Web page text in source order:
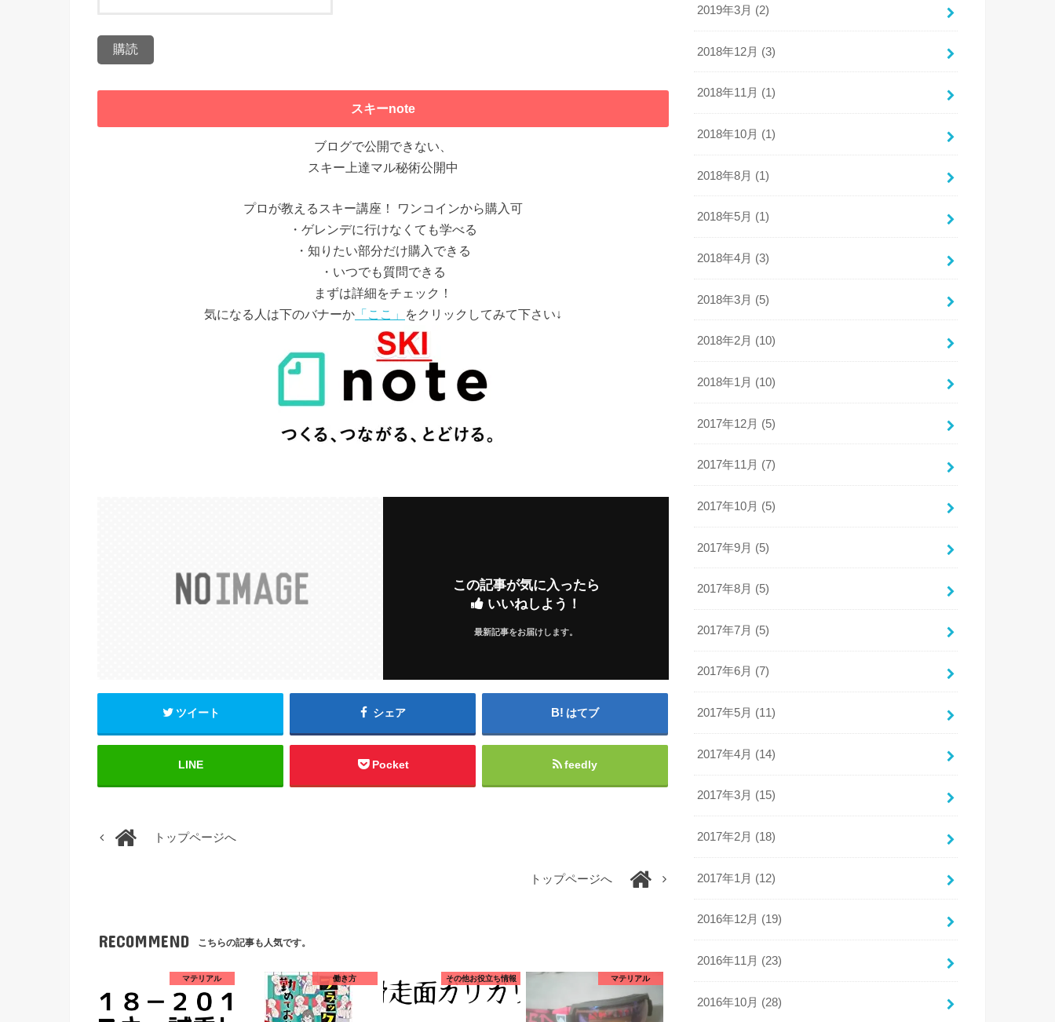
スキーnote
ブログで公開できない、
スキー上達マル秘術公開中
プロが教えるスキー講座！ ワンコインから購入可
・ゲレンデに行けなくても学べる
・知りたい部分だけ購入できる
・いつでも質問できる
まずは詳細をチェック！
気になる人は下のバナーか 「ここ」 をクリックしてみて下さい↓
この記事が気に入ったら
いいねしよう！
最新記事をお届けします。
ツイート シェア はてブ
LINE Pocket feedly
トップページへ
トップページへ
RECOMMEND こちらの記事も人気です。
マテリアル 働き方 その他お役立ち情報 マテリアル
2019年3月 (2)
2018年12月 (3)
2018年11月 (1)
2018年10月 (1)
2018年8月 (1)
2018年5月 (1)
2018年4月 (3)
2018年3月 (5)
2018年2月 (10)
2018年1月 (10)
2017年12月 (5)
2017年11月 (7)
2017年10月 (5)
2017年9月 (5)
2017年8月 (5)
2017年7月 (5)
2017年6月 (7)
2017年5月 (11)
2017年4月 (14)
2017年3月 (15)
2017年2月 (18)
2017年1月 (12)
2016年12月 (19)
2016年11月 (23)
2016年10月 (28)